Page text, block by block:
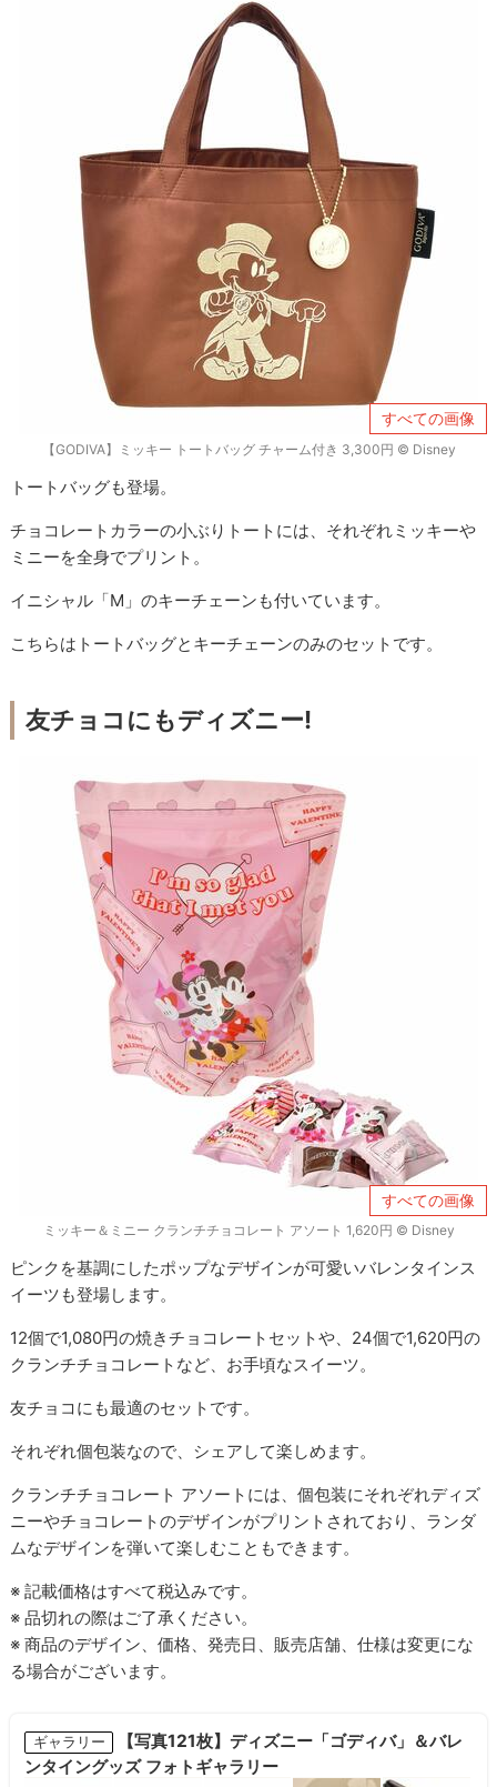
すべての画像
【GODIVA】ミッキー トートバッグ チャーム付き 3,300円 © ︎Disney
トートバッグも登場。
チョコレートカラーの小ぶりトートには、それぞれミッキーや
ミニーを全身でプリント。
イニシャル「M」のキーチェーンも付いています。
こちらはトートバッグとキーチェーンのみのセットです。
友チョコにもディズニー!
すべての画像
ミッキー＆ミニー クランチチョコレート アソート 1,620円 © ︎Disney
ピンクを基調にしたポップなデザインが可愛いバレンタインス
イーツも登場します。
12個で1,080円の焼きチョコレートセットや、24個で1,620円の
クランチチョコレートなど、お手頃なスイーツ。
友チョコにも最適のセットです。
それぞれ個包装なので、シェアして楽しめます。
クランチチョコレート アソートには、個包装にそれぞれディズ
ニーやチョコレートのデザインがプリントされており、ランダ
ムなデザインを弾いて楽しむこともできます。
※ 記載価格はすべて税込みです。
※ 品切れの際はご了承ください。
※ 商品のデザイン、価格、発売日、販売店舗、仕様は変更にな
る場合がございます。
ギャラリー
【写真121枚】ディズニー「ゴディバ」＆バレ
ンタイングッズ フォトギャラリー